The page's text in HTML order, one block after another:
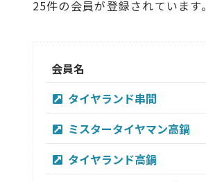
25件の会員が登録されています。
会員名
タイヤランド串間
ミスタータイヤマン高鍋
タイヤランド高鍋